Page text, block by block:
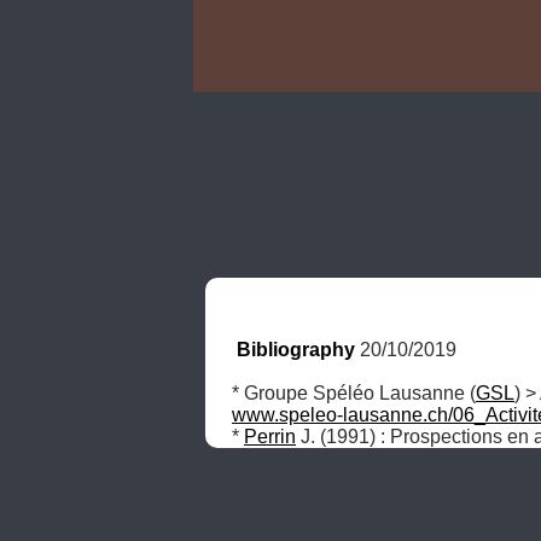
Bibliography 20/10/2019
* Groupe Spéléo Lausanne (GSL)
www.speleo-lausanne.ch/
* Perrin J. (1991) : Prospections en